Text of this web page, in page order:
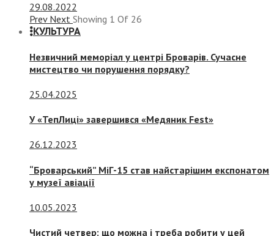
29.08.2022
Prev Next Showing 1 Of 26
КУЛЬТУРА
Незвичний меморіал у центрі Броварів. Сучасне
мистецтво чи порушення порядку?
25.04.2025
У «ТепЛиці» завершився «Медяник Fest»
26.12.2023
“Броварський” МіГ-15 став найстарішим експонатом
у музеї авіації
10.05.2023
Чистий четвер: що можна і треба робити у цей